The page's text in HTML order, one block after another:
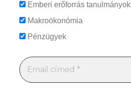
Emberi erőforrás tanulmányok
Makroökonómia
Pénzügyek